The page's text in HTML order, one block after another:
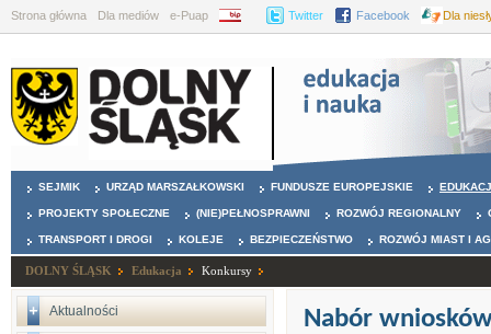
Strona główna Dla mediów e-Puap BIP Twitter Facebook Dla
SEJMIK URZĄD MARSZAŁKOWSKI FUNDUSZE EUROPEJSKIE
PROJEKTY SPOŁECZNE (NIE)PEŁNOSPRAWNI ROZWÓJ REGIONALNY
TRANSPORT I DROGI KOLEJE BEZPIECZEŃSTWO ROZWÓJ MIAST I
DOLNY ŚLĄSK Edukacja Konkursy
Aktualności
Nabór